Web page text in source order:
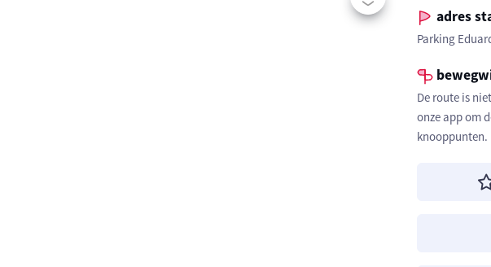
adres
Parking
De route is
onze app om
knooppunten.